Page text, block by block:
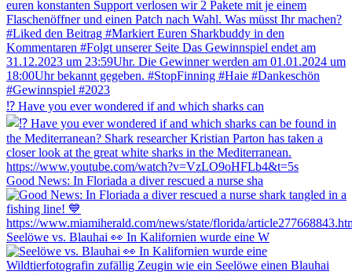
⁉️ Have you ever wondered if and which sharks can
Good News: In Floriada a diver rescued a nurse sha
Seelöwe vs. Blauhai 👀 In Kalifornien wurde eine W